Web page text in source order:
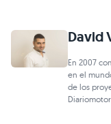
David
En 2007
en el
de los